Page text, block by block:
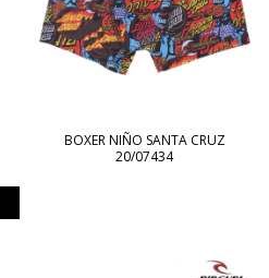
BOXER NIÑO SANTA CRUZ
20/07434